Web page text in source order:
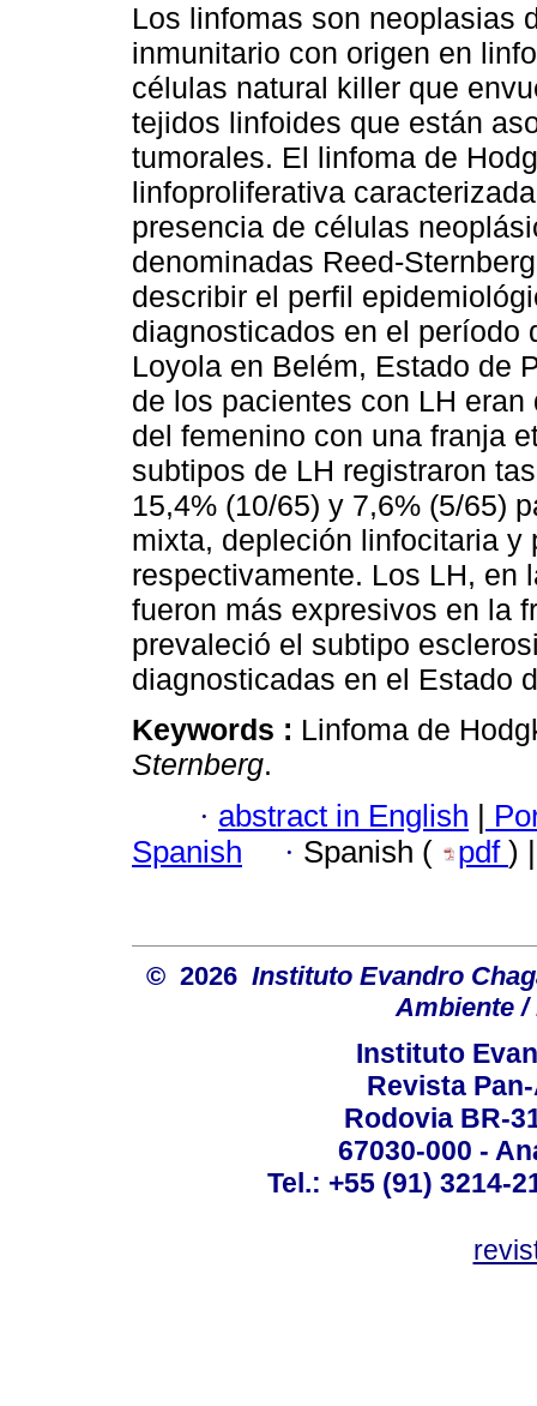
Los linfomas son neoplasias
inmunitario con origen en
células natural killer que
tejidos linfoides que están
tumorales. El linfoma de
linfoproliferativa
presencia de células
denominadas Reed-
describir el perfil
diagnosticados en el período
Loyola en Belém, Estado de
de los pacientes con LH
del femenino con una franja
subtipos de LH registraron
15,4% (10/65) y 7,6% (5/65)
mixta, depleción linfocitaria y
respectivamente. Los LH, en
fueron más expresivos en la
prevaleció el subtipo
diagnosticadas en el Estado
Keywords : Linfoma de
Sternberg.
· abstract in English |
Spanish
· Spanish ( pdf )
© 2026 Instituto Evandro
Ambiente /
Instituto
Revista
Rodovia BR-
67030-000 -
Tel.: +55 (91) 3214-